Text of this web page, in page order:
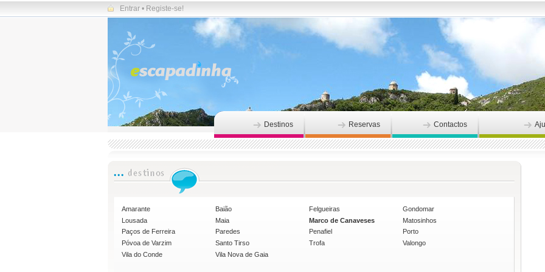
Entrar • Registe-se!
Destinos Reservas Contactos
Amarante Baião Felgueiras
Gondomar
Lousada
Maia Marco de Canaveses
Matosinhos
Paços de Ferreira
Paredes Penafiel
Porto
Póvoa de Varzim
Santo Tirso Trofa
Valongo
Vila do Conde
Vila Nova de Gaia